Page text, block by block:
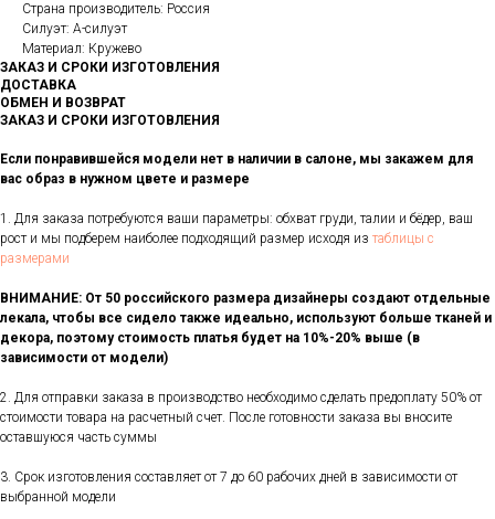
Страна производитель: Россия
Силуэт: А-силуэт
Материал: Кружево
ЗАКАЗ И СРОКИ ИЗГОТОВЛЕНИЯ
ДОСТАВКА
ОБМЕН И ВОЗВРАТ
ЗАКАЗ И СРОКИ ИЗГОТОВЛЕНИЯ
Если понравившейся модели нет в наличии в салоне, мы закажем для
вас образ в нужном цвете и размере
1. Для заказа потребуются ваши параметры: обхват груди, талии и бёдер, ваш
рост и мы подберем наиболее подходящий размер исходя из таблицы с
размерами
ВНИМАНИЕ: От 50 российского размера дизайнеры создают отдельные
лекала, чтобы все сидело также идеально, используют больше тканей и
декора, поэтому стоимость платья будет на 10%-20% выше (в
зависимости от модели)
2. Для отправки заказа в производство необходимо сделать предоплату 50% от
стоимости товара на расчетный счет. После готовности заказа вы вносите
оставшуюся часть суммы
3. Срок изготовления составляет от 7 до 60 рабочих дней в зависимости от
выбранной модели